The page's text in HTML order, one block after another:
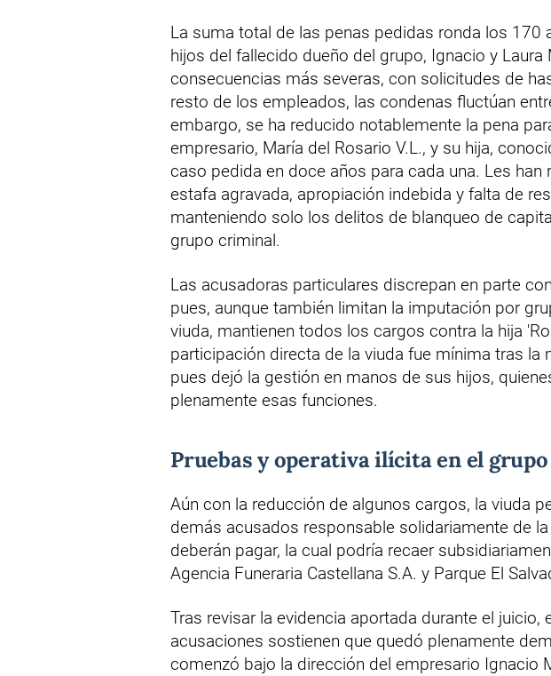
La suma total de las penas pedidas ronda los 170
hijos del fallecido dueño del grupo, Ignacio y Laura
consecuencias más severas, con solicitudes de
resto de los empleados, las condenas fluctúan
embargo, se ha reducido notablemente la pena
empresario, María del Rosario V.L., y su hija,
caso pedida en doce años para cada una. Les han
estafa agravada, apropiación indebida y falta de
manteniendo solo los delitos de blanqueo de
grupo criminal.
Las acusadoras particulares discrepan en parte
pues, aunque también limitan la imputación por
viuda, mantienen todos los cargos contra la hija
participación directa de la viuda fue mínima tras la
pues dejó la gestión en manos de sus hijos,
plenamente esas funciones.
Pruebas y operativa ilícita en el
Aún con la reducción de algunos cargos, la viuda
demás acusados responsable solidariamente de
deberán pagar, la cual podría recaer
Agencia Funeraria Castellana S.A. y Parque El
Tras revisar la evidencia aportada durante el juicio,
acusaciones sostienen que quedó plenamente
comenzó bajo la dirección del empresario Ignacio